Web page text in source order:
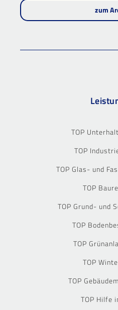
zum
TOP
TOP
TOP Glas- und
TOP
TOP Grund- und
TOP
TOP
TOP
TOP
TOP Hilfe